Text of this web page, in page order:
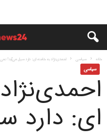
خانه سياسى احمدی‌نژاد به خامنه ای: دارد سیل می‌آید!
سياسى
ای: دارد